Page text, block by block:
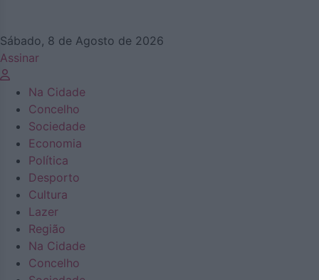
Sábado, 8 de Agosto de 2026
Assinar
Na Cidade
Concelho
Sociedade
Economia
Política
Desporto
Cultura
Lazer
Região
Na Cidade
Concelho